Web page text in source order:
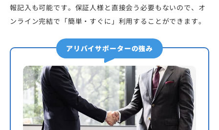
報記入も可能です。保証人様と直接会う必要もないので、オ
ンライン完結で「簡単・すぐに」利用することができます。
アリバイサポーターの強み